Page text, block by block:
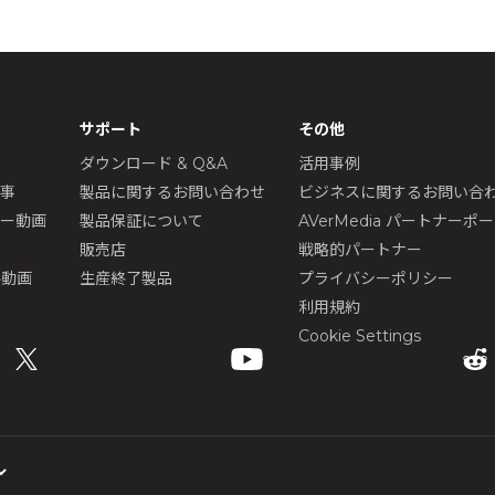
動画
画
サポート
ダウンロード & Q&A
製品に関するお問い合わせ
製品保証について
販売店
生産終了製品
その他
活用事例
ビジネスに関するお問い合
AVerMedia パートナーポ
戦略的パートナー
プライバシーポリシー
利用規約
Cookie Settings